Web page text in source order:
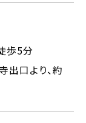
歩5分
口より、約